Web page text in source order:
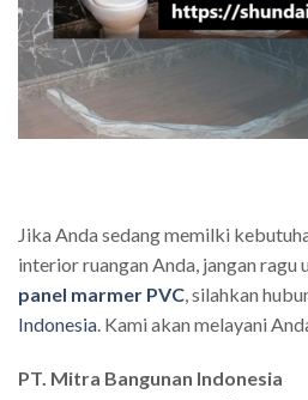
Jika Anda sedang memilki
interior ruangan Anda, jangan ragu
panel marmer PVC , silahkan
Indonesia . Kami akan melayani
PT. Mitra Bangunan Indonesia